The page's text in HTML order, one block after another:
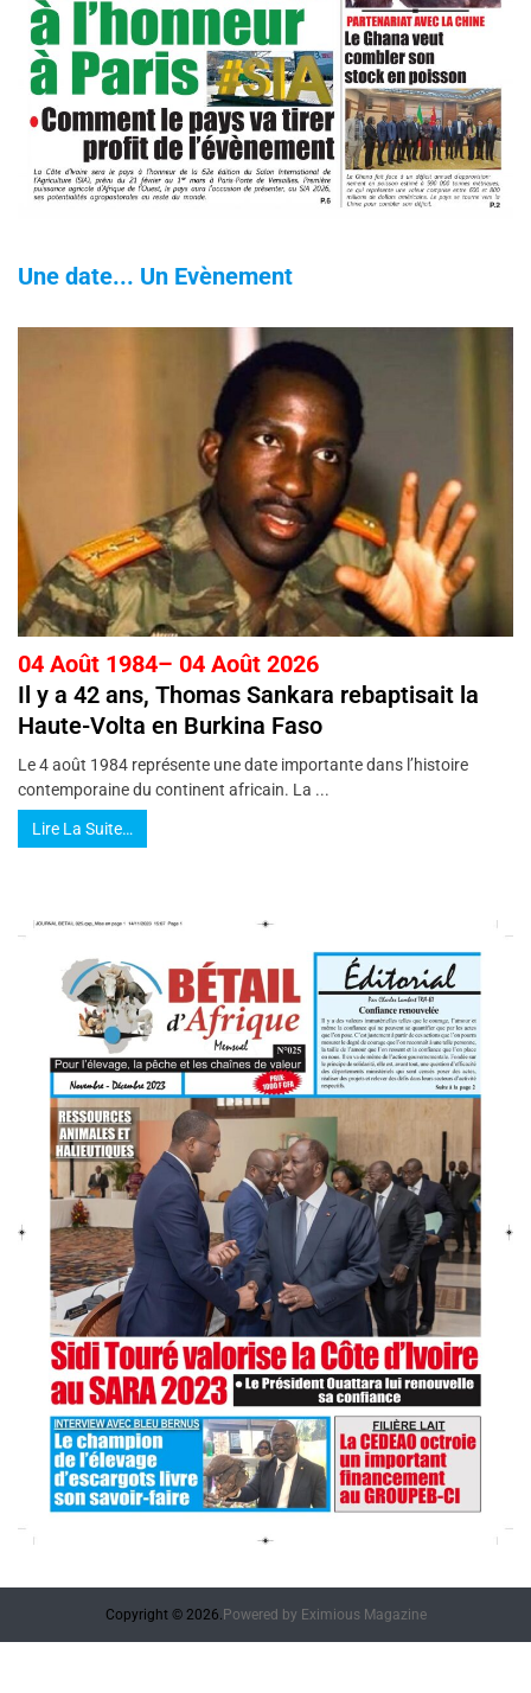
Une date... Un Evènement
04 Août 1984– 04 Août 2026
Il y a 42 ans, Thomas Sankara rebaptisait la
Haute-Volta en Burkina Faso
Le 4 août 1984 représente une date importante dans l’histoire
contemporaine du continent africain. La ...
Lire La Suite…
Copyright © 2026. Powered by Eximious Magazine